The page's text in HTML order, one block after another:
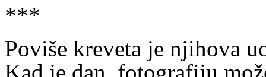
***
Poviše kreveta je njihova